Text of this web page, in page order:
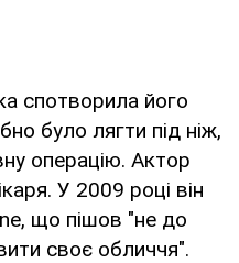
спотворила його
було лягти під ніж,
операцію. Актор
У 2009 році він
що пішов "не до
своє обличчя".